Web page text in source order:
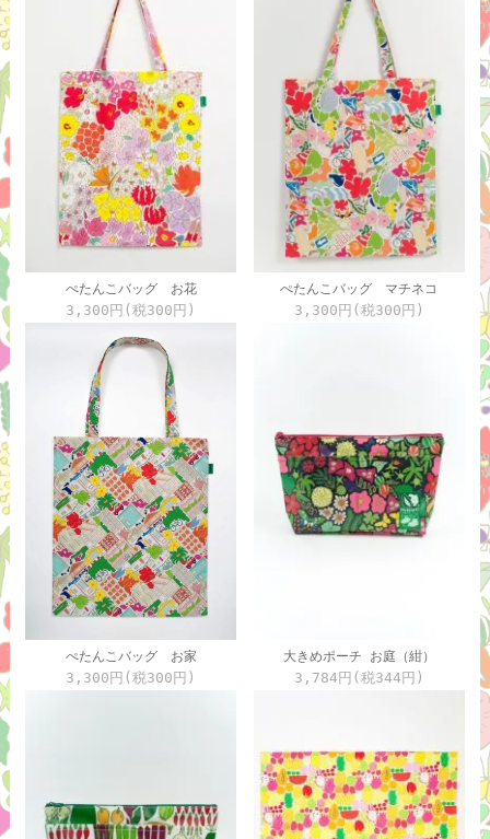
ぺたんこバッグ お花
3,300円(税300円)
ぺたんこバッグ マチネコ
3,300円(税300円)
ぺたんこバッグ お家
3,300円(税300円)
大きめポーチ お庭（紺）
3,784円(税344円)